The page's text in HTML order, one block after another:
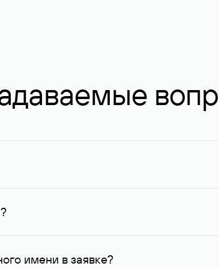
и у других регистраторов. Для доменов,
данные, доступные Руцентру.
имени в заявке?